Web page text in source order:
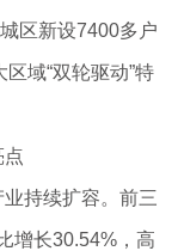
区新设7400多户
域“双轮驱动”特
点
持续扩容。前三
增长30.54%，高